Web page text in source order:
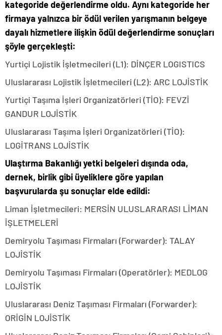
kategoride değerlendirme oldu. Aynı kategoride her
firmaya yalnızca bir ödül verilen yarışmanın belgeye
dayalı hizmetlere ilişkin ödül değerlendirme sonuçları
şöyle gerçekleşti:
Yurtiçi Lojistik İşletmecileri (L1): DİNÇER LOGISTICS
Uluslararası Lojistik İşletmecileri (L2): ARC LOJİSTİK
Yurtiçi Taşıma İşleri Organizatörleri (TİO): FEVZİ
GANDUR LOJİSTİK
Uluslararası Taşıma İşleri Organizatörleri (TİO):
LOGİTRANS LOJİSTİK
Ulaştırma Bakanlığı yetki belgeleri dışında oda,
dernek, birlik gibi üyeliklere göre yapılan
başvurularda şu sonuçlar elde edildi:
Liman İşletmecileri: MERSİN ULUSLARARASI LİMAN
İŞLETMELERİ
Demiryolu Taşıması Firmaları (Forwarder): TALAY
LOJİSTİK
Demiryolu Taşıması Firmaları (Operatörler): MEDLOG
LOJİSTİK
Uluslararası Deniz Taşıması Firmaları (Forwarder):
ORİGİN LOJİSTİK